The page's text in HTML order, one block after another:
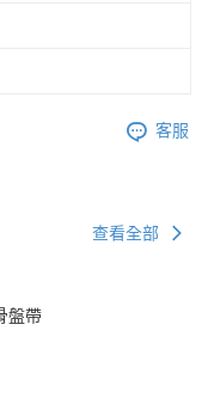
客服
查看全部
盤帶